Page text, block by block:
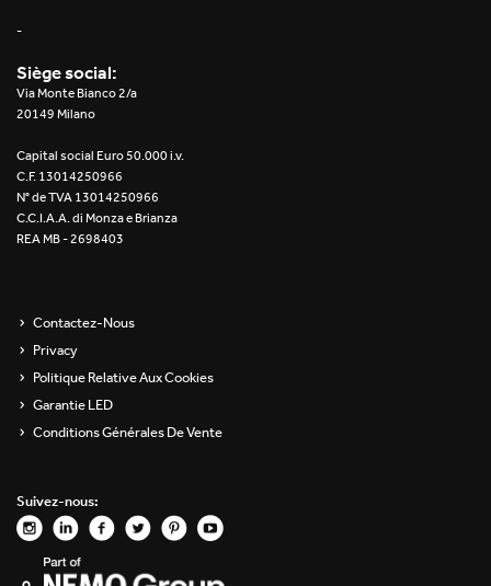
Mosaico Easy-IOS
Re Low LED
Roll IOS
Unit 1X
Unit Channel
Unit Round
Yori Evo 48V
Yori Evo Box
-
Siège social:
Via Monte Bianco 2/a
20149 Milano
Capital social Euro 50.000 i.v.
C.F. 13014250966
N° de TVA 13014250966
C.C.I.A.A. di Monza e Brianza
REA MB - 2698403
Contactez-Nous
Privacy
Politique Relative Aux Cookies
Garantie LED
Conditions Générales De Vente
Suivez-nous: